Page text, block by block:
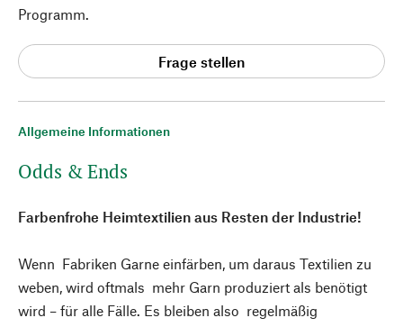
Allgemeine Informationen
Odds & Ends
Farbenfrohe Heimtextilien aus Resten der Industrie!
Wenn Fabriken Garne einfärben, um daraus Textilien zu
weben, wird oftmals mehr Garn produziert als benötigt
wird – für alle Fälle. Es bleiben also regelmäßig
Programm.
Frage stellen